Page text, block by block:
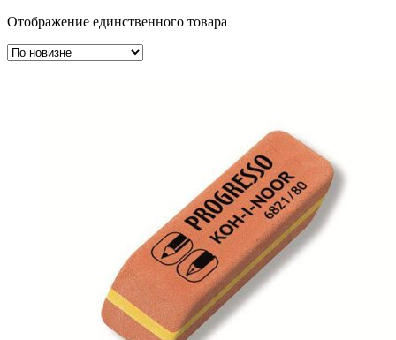
Отображение единственного товара